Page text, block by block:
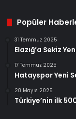
Popüler
31 Temmuz 2025
Elazığ’a Sekiz
17 Temmuz 2025
Hatayspor Yeni
28 Mayıs 2025
Türkiye’nin ilk